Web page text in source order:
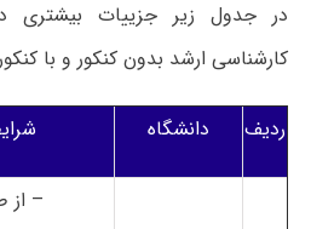
در جدول زیر جزییات
کارشناسی ارشد بدون کنکور و با
ردیف دانشگاه
– از